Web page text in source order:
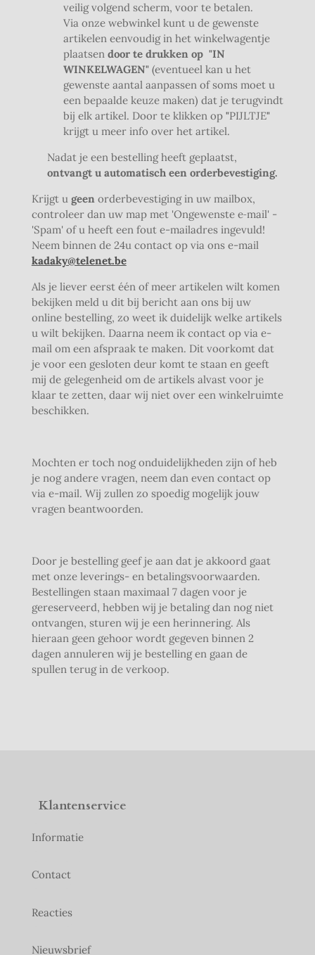
veilig volgend scherm, voor te betalen.
Via onze webwinkel kunt u de gewenste
artikelen eenvoudig in het winkelwagentje
plaatsen door te drukken op "IN
WINKELWAGEN"(eventueel kan u het
gewenste aantal aanpassen of soms moet u
een bepaalde keuze maken) dat je terugvindt
bij elk artikel. Door te klikken op "PIJLTJE"
krijgt u meer info over het artikel.
Nadat je een bestelling heeft geplaatst,
ontvangt u automatisch een orderbevestiging.
Krijgt u geen orderbevestiging in uw mailbox,
controleer dan uw map met 'Ongewenste e‐mail' -
'Spam' of u heeft een fout e-mailadres ingevuld!
Neem binnen de 24u contact op via ons e-mail
kadaky@telenet.be
Als je liever eerst één of meer artikelen wilt komen
bekijken meld u dit bij bericht aan ons bij uw
online bestelling, zo weet ik duidelijk welke artikels
u wilt bekijken. Daarna neem ik contact op via e-
mail om een afspraak te maken. Dit voorkomt dat
je voor een gesloten deur komt te staan en geeft
mij de gelegenheid om de artikels alvast voor je
klaar te zetten, daar wij niet over een winkelruimte
beschikken.
Mochten er toch nog onduidelijkheden zijn of heb
je nog andere vragen, neem dan even contact op
via e-mail. Wij zullen zo spoedig mogelijk jouw
vragen beantwoorden.
Door je bestelling geef je aan dat je akkoord gaat
met onze leverings- en betalingsvoorwaarden.
Bestellingen staan maximaal 7 dagen voor je
gereserveerd, hebben wij je betaling dan nog niet
ontvangen, sturen wij je een herinnering. Als
hieraan geen gehoor wordt gegeven binnen 2
dagen annuleren wij je bestelling en gaan de
spullen terug in de verkoop.
Klantenservice
Informatie
Contact
Reacties
Nieuwsbrief